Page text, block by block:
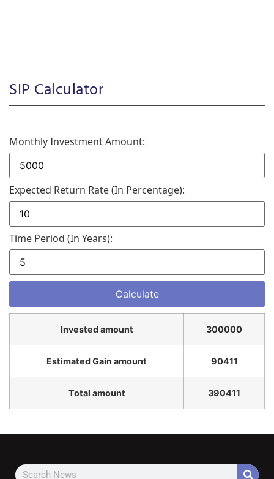
SIP Calculator
Monthly Investment Amount:
Expected Return Rate (in Percentage):
Time Period (in Years):
Invested amount 300000
Estimated Gain amount 90411
Total amount 390411